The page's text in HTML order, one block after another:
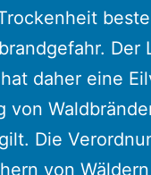
Der
daher eine
von
Die
von